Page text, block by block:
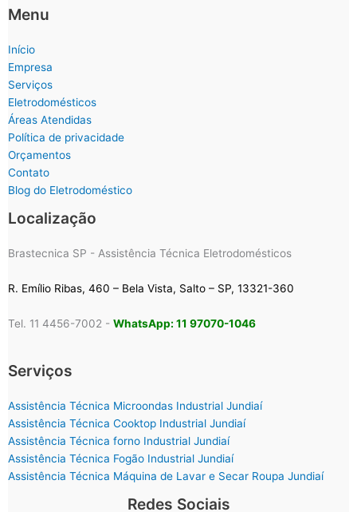
Menu
Início
Empresa
Serviços
Eletrodomésticos
Áreas Atendidas
Política de privacidade
Orçamentos
Contato
Blog do Eletrodoméstico
Localização
Brastecnica SP - Assistência Técnica Eletrodomésticos
R. Emílio Ribas, 460 – Bela Vista, Salto – SP, 13321-360
Tel. 11 4456-7002 - WhatsApp: 11 97070-1046
Serviços
Assistência Técnica Microondas Industrial Jundiaí
Assistência Técnica Cooktop Industrial Jundiaí
Assistência Técnica forno Industrial Jundiaí
Assistência Técnica Fogão Industrial Jundiaí
Assistência Técnica Máquina de Lavar e Secar Roupa Jundiaí
Redes Sociais